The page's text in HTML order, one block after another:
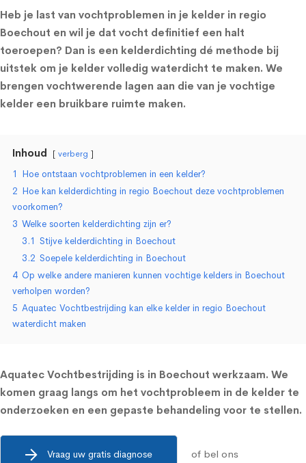
Heb je last van vochtproblemen in je kelder in regio
Boechout en wil je dat vocht definitief een halt
toeroepen? Dan is een kelderdichting dé methode bij
uitstek om je kelder volledig waterdicht te maken. We
brengen vochtwerende lagen aan die van je vochtige
kelder een bruikbare ruimte maken.
Inhoud verberg
1 Hoe ontstaan vochtproblemen in een kelder?
2 Hoe kan kelderdichting in regio Boechout deze vochtproblemen
voorkomen?
3 Welke soorten kelderdichting zijn er?
3.1 Stijve kelderdichting in Boechout
3.2 Soepele kelderdichting in Boechout
4 Op welke andere manieren kunnen vochtige kelders in Boechout
verholpen worden?
5 Aquatec Vochtbestrijding kan elke kelder in regio Boechout
waterdicht maken
Aquatec Vochtbestrijding is in Boechout werkzaam. We
komen graag langs om het vochtprobleem in de kelder te
onderzoeken en een gepaste behandeling voor te stellen.
Vraag uw gratis diagnose of bel ons